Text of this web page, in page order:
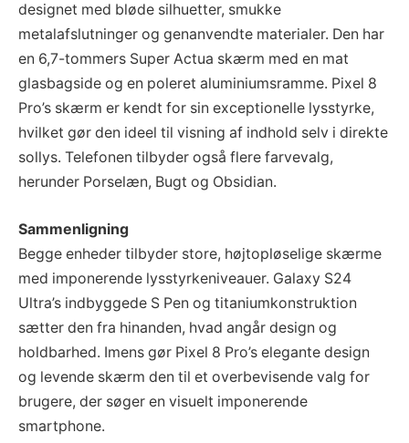
designet med bløde silhuetter, smukke
metalafslutninger og genanvendte materialer. Den har
en 6,7-tommers Super Actua skærm med en mat
glasbagside og en poleret aluminiumsramme. Pixel 8
Pro’s skærm er kendt for sin exceptionelle lysstyrke,
hvilket gør den ideel til visning af indhold selv i direkte
sollys. Telefonen tilbyder også flere farvevalg,
herunder Porselæn, Bugt og Obsidian.
Sammenligning
Begge enheder tilbyder store, højtopløselige skærme
med imponerende lysstyrkeniveauer. Galaxy S24
Ultra’s indbyggede S Pen og titaniumkonstruktion
sætter den fra hinanden, hvad angår design og
holdbarhed. Imens gør Pixel 8 Pro’s elegante design
og levende skærm den til et overbevisende valg for
brugere, der søger en visuelt imponerende
smartphone.